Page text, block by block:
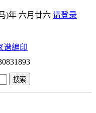
)年 六月廿六 请登录
搜索